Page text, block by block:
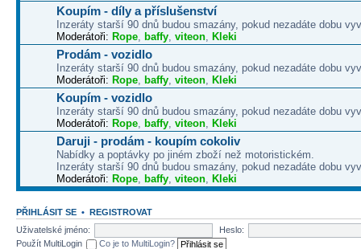
Koupím - díly a příslušenství
Inzeráty starší 90 dnů budou smazány, pokud nezadáte dobu
Moderátoři: Rope, baffy, viteon, Kleki
Prodám - vozidlo
Inzeráty starší 90 dnů budou smazány, pokud nezadáte dobu
Moderátoři: Rope, baffy, viteon, Kleki
Koupím - vozidlo
Inzeráty starší 90 dnů budou smazány, pokud nezadáte dobu
Moderátoři: Rope, baffy, viteon, Kleki
Daruji - prodám - koupím cokoliv
Nabídky a poptávky po jiném zboží než motoristickém.
Inzeráty starší 90 dnů budou smazány, pokud nezadáte dobu
Moderátoři: Rope, baffy, viteon, Kleki
PŘIHLÁSIT SE • REGISTROVAT
Uživatelské jméno:
Heslo:
Použít MultiLogin
Co je to MultiLogin?